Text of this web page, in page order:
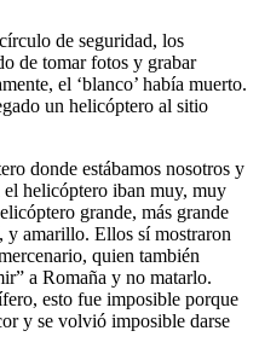
de seguridad, los
de tomar fotos y grabar
el ‘blanco’ había muerto.
un helicóptero al sitio
donde estábamos nosotros y
helicóptero iban muy, muy
grande, más grande
y amarillo. Ellos sí mostraron
quien también
a Romaña y no matarlo.
esto fue imposible porque
y se volvió imposible darse